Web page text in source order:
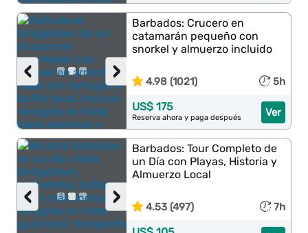
›
‹
Barbados: Crucero en
catamarán pequeño con
snorkel y almuerzo incluido
4.98 (1021) 5h
Ver
US$ 175
Reserva ahora y paga después
›
‹
Barbados: Tour Completo de
un Día con Playas, Historia y
Almuerzo Local
4.53 (497) 7h